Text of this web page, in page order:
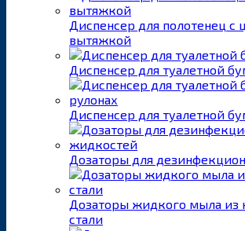
Диспенсер для полотенец с
вытяжкой
Диспенсер для туалетной
Диспенсер для туалетной
Дозаторы для
Дозаторы жидкого мыла
стали